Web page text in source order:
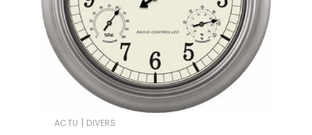
ACTU | DIVERS